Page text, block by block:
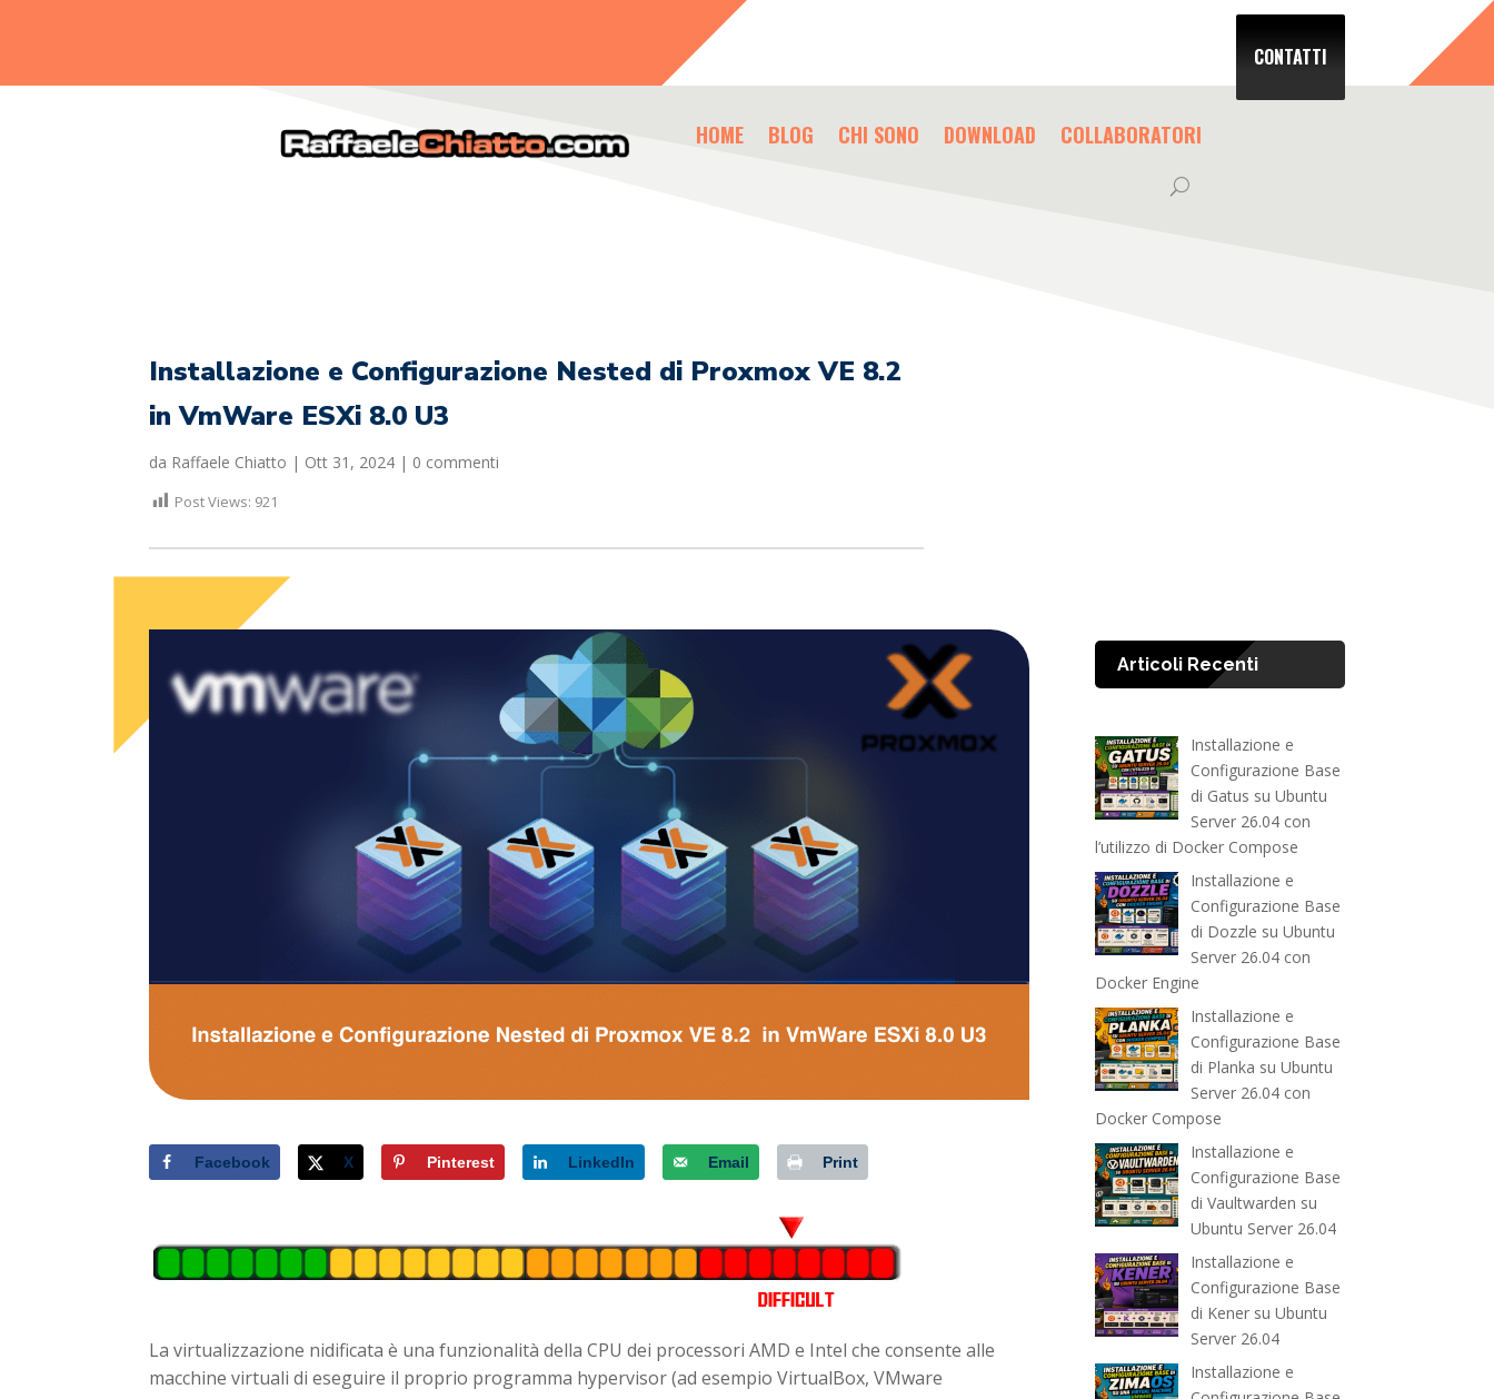
HOME BLOG CHI SONO DOWNLOAD COLLABORATORI
CONTATTI
Installazione e Configurazione Nested di Proxmox VE 8.2
in VmWare ESXi 8.0 U3
da Raffaele Chiatto | Ott 31, 2024 | 0 commenti
Post Views: 921
Facebook X Pinterest LinkedIn Email Print
La virtualizzazione nidificata è una funzionalità della CPU dei processori AMD e Intel che consente alle
macchine virtuali di eseguire il proprio programma hypervisor (ad esempio VirtualBox, VMware
Articoli Recenti
Installazione e
Configurazione Base
di Gatus su Ubuntu
Server 26.04 con
l’utilizzo di Docker Compose
Installazione e
Configurazione Base
di Dozzle su Ubuntu
Server 26.04 con
Docker Engine
Installazione e
Configurazione Base
di Planka su Ubuntu
Server 26.04 con
Docker Compose
Installazione e
Configurazione Base
di Vaultwarden su
Ubuntu Server 26.04
Installazione e
Configurazione Base
di Kener su Ubuntu
Server 26.04
Installazione e